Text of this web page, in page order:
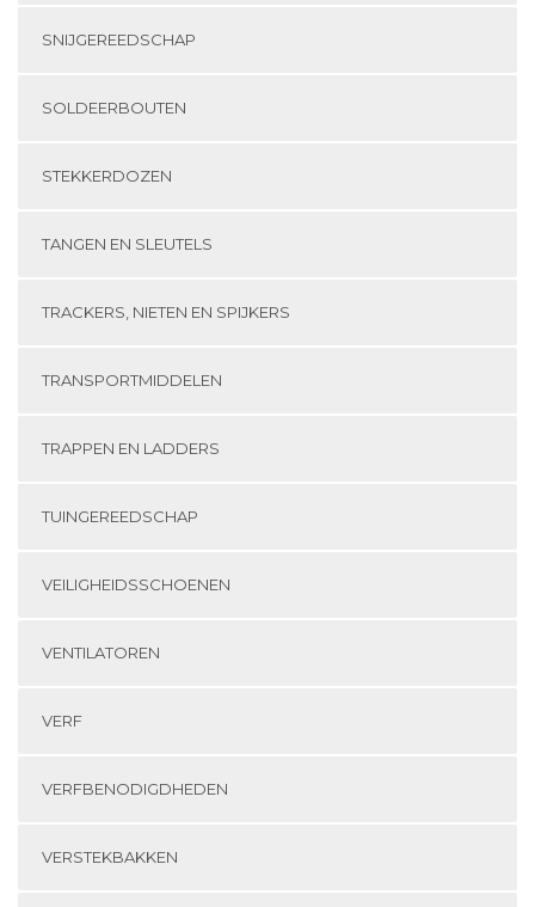
SNIJGEREEDSCHAP
SOLDEERBOUTEN
STEKKERDOZEN
TANGEN EN SLEUTELS
TRACKERS, NIETEN EN SPIJKERS
TRANSPORTMIDDELEN
TRAPPEN EN LADDERS
TUINGEREEDSCHAP
VEILIGHEIDSSCHOENEN
VENTILATOREN
VERF
VERFBENODIGDHEDEN
VERSTEKBAKKEN